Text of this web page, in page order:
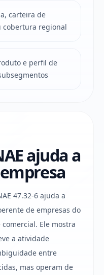
carteira de
cobertura regional
e perfil de
ajuda a
47.32-6 ajuda a
de empresas do
Ele mostra
a atividade
entre
mas operam de